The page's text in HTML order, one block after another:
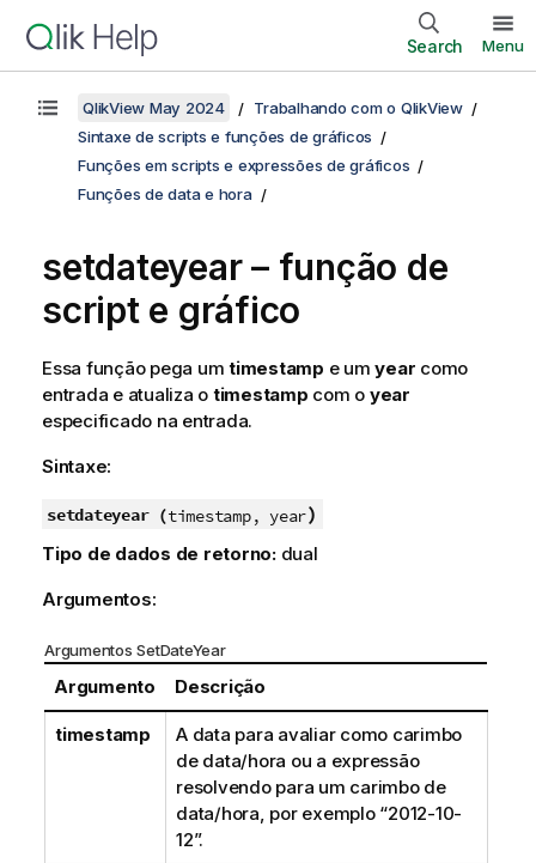
Search Menu
QlikView May 2024
Trabalhando com o QlikView
Sintaxe de scripts e funções de gráficos
Funções em scripts e expressões de gráficos
Funções de data e hora
setdateyear – função de
script e gráfico
Essa função pega um timestamp e umyear como
entrada e atualiza o timestamp com o year
especificado na entrada.
Sintaxe:
setdateyear (timestamp, year)
Tipo de dados de retorno:dual
Argumentos:
Argumentos SetDateYear
Argumento Descrição
timestamp
A data para avaliar como carimbo
de data/hora ou a expressão
resolvendo para um carimbo de
data/hora, por exemplo “2012-10-
12”.